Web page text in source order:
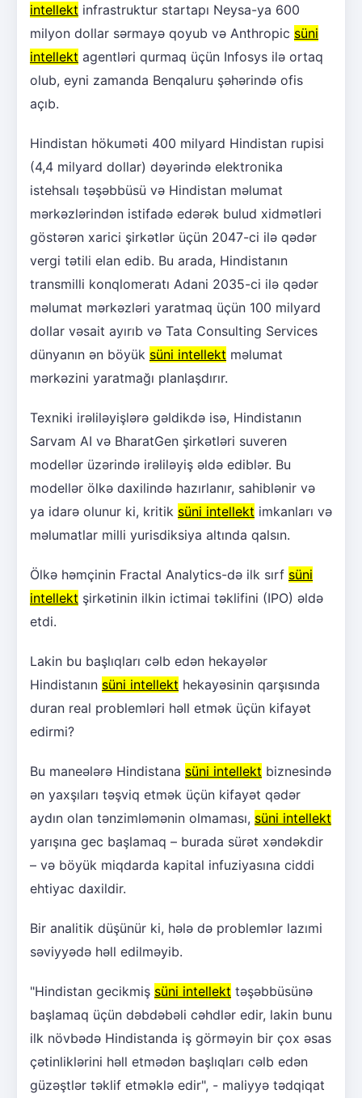
intellekt infrastruktur startapı Neysa-ya 600
milyon dollar sərmayə qoyub və Anthropic süni
intellekt agentləri qurmaq üçün Infosys ilə ortaq
olub, eyni zamanda Benqaluru şəhərində ofis
açıb.
Hindistan hökuməti 400 milyard Hindistan rupisi
(4,4 milyard dollar) dəyərində elektronika
istehsalı təşəbbüsü və Hindistan məlumat
mərkəzlərindən istifadə edərək bulud xidmətləri
göstərən xarici şirkətlər üçün 2047-ci ilə qədər
vergi tətili elan edib. Bu arada, Hindistanın
transmilli konqlomeratı Adani 2035-ci ilə qədər
məlumat mərkəzləri yaratmaq üçün 100 milyard
dollar vəsait ayırıb və Tata Consulting Services
dünyanın ən böyük süni intellekt məlumat
mərkəzini yaratmağı planlaşdırır.
Texniki irəliləyişlərə gəldikdə isə, Hindistanın
Sarvam AI və BharatGen şirkətləri suveren
modellər üzərində irəliləyiş əldə ediblər. Bu
modellər ölkə daxilində hazırlanır, sahiblənir və
ya idarə olunur ki, kritik süni intellekt imkanları və
məlumatlar milli yurisdiksiya altında qalsın.
Ölkə həmçinin Fractal Analytics-də ilk sırf süni
intellekt şirkətinin ilkin ictimai təklifini (IPO) əldə
etdi.
Lakin bu başlıqları cəlb edən hekayələr
Hindistanın süni intellekt hekayəsinin qarşısında
duran real problemləri həll etmək üçün kifayət
edirmi?
Bu maneələrə Hindistana süni intellekt biznesində
ən yaxşıları təşviq etmək üçün kifayət qədər
aydın olan tənzimləmənin olmaması, süni intellekt
yarışına gec başlamaq – burada sürət xəndəkdir
– və böyük miqdarda kapital infuziyasına ciddi
ehtiyac daxildir.
Bir analitik düşünür ki, hələ də problemlər lazımi
səviyyədə həll edilməyib.
"Hindistan gecikmiş süni intellekt təşəbbüsünə
başlamaq üçün dəbdəbəli cəhdlər edir, lakin bunu
ilk növbədə Hindistanda iş görməyin bir çox əsas
çətinliklərini həll etmədən başlıqları cəlb edən
güzəştlər təklif etməklə edir", - maliyyə tədqiqat